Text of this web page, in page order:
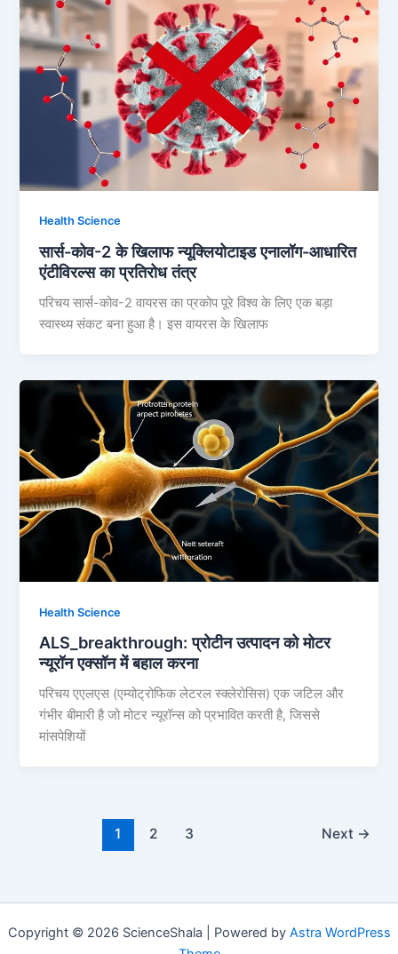
Health Science
सार्स-कोव-2 के खिलाफ न्यूक्लियोटाइड एनालॉग-आधारित
एंटीविरल्स का प्रतिरोध तंत्र
परिचय सार्स-कोव-2 वायरस का प्रकोप पूरे विश्व के लिए एक बड़ा
स्वास्थ्य संकट बना हुआ है। इस वायरस के खिलाफ
Health Science
ALS_breakthrough: प्रोटीन उत्पादन को मोटर
न्यूरॉन एक्सॉन में बहाल करना
परिचय एएलएस (एम्योट्रोफिक लेटरल स्क्लेरोसिस) एक जटिल और
गंभीर बीमारी है जो मोटर न्यूरॉन्स को प्रभावित करती है, जिससे
मांसपेशियों
1 2 3 Next →
Copyright © 2026 ScienceShala | Powered by Astra WordPress